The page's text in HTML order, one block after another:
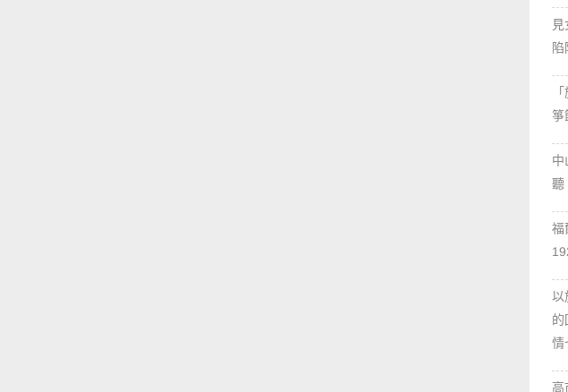
箏
中
聽
福
以
的
情
高